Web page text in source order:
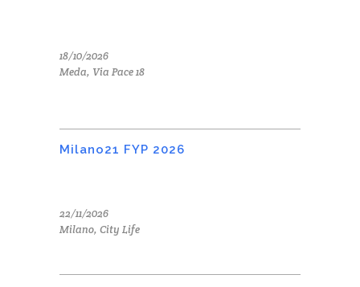
18/10/2026
Meda, Via Pace 18
Milano21 FYP 2026
22/11/2026
Milano, City Life